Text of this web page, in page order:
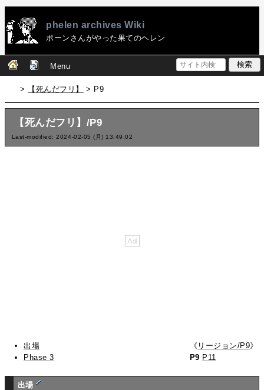
phelen archives Wiki
ポーンさんがやった果てのヘレン
Menu
> 【死んだフリ】 > P9
【死んだフリ】/P9
Last-modified: 2024-02-05 (月) 13:49:02
出場
Phase 3
《 リージョン/P9》
P9 P11
出場